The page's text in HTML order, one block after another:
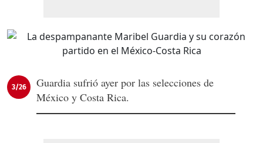
3/26
Guardia sufrió ayer por las selecciones de
México y Costa Rica.